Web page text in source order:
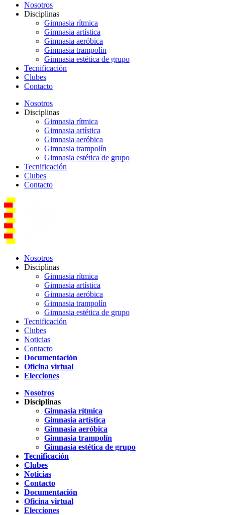
Nosotros
Disciplinas
Gimnasia rítmica
Gimnasia artística
Gimnasia aeróbica
Gimnasia trampolín
Gimnasia estética de grupo
Tecnificación
Clubes
Contacto
Nosotros
Disciplinas
Gimnasia rítmica
Gimnasia artística
Gimnasia aeróbica
Gimnasia trampolín
Gimnasia estética de grupo
Tecnificación
Clubes
Contacto
Nosotros
Disciplinas
Gimnasia rítmica
Gimnasia artística
Gimnasia aeróbica
Gimnasia trampolín
Gimnasia estética de grupo
Tecnificación
Clubes
Noticias
Contacto
Documentación
Oficina virtual
Elecciones
Nosotros
Disciplinas
Gimnasia rítmica
Gimnasia artística
Gimnasia aeróbica
Gimnasia trampolín
Gimnasia estética de grupo
Tecnificación
Clubes
Noticias
Contacto
Documentación
Oficina virtual
Elecciones